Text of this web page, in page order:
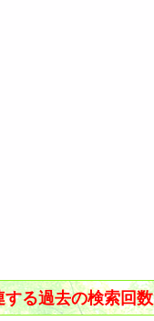
る過去の検索回数